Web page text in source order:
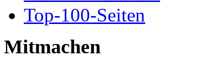
Top-100-Seiten
Mitmachen